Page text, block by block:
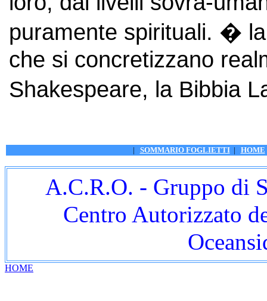
puramente spirituali. �
che si concretizzano
Shakespeare, la Bibbia
| SOMMARIO FOGLIETTI| HOME
A.C.R.O. - Gruppo di
Centro Autorizzato
HOME